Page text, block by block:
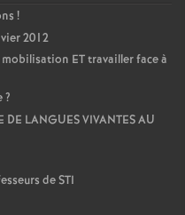
!
2012
ET travailler face à
?
DE LANGUES VIVANTES AU
de STI